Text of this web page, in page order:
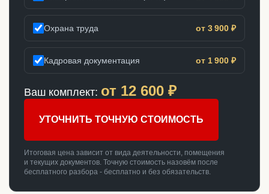
Охрана труда от 3 900 ₽
Кадровая документация от 1 900 ₽
Ваш комплект: от 12 600 ₽
УТОЧНИТЬ ТОЧНУЮ СТОИМОСТЬ
Итоговая цена зависит от вида деятельности, помещения
и текущих документов. Точную стоимость назовём после
бесплатного разбора - бесплатно и без обязательств.